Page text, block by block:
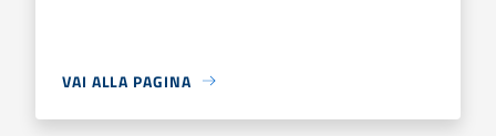
VAI ALLA PAGINA